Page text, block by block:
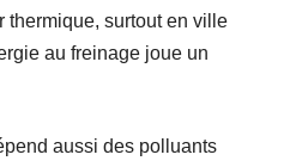
thermique, surtout en ville
au freinage joue un
aussi des polluants